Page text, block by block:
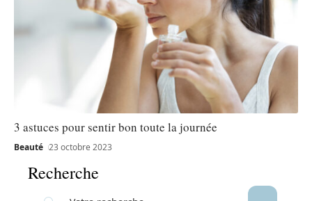
3 astuces pour sentir bon toute la journée
Beauté 23 octobre 2023
Recherche